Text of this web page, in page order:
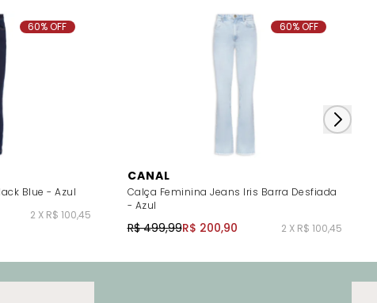
Blue - Azul
2 X R$ 100,45
60% OFF
CANAL
Calça Feminina Jeans Iris Barra Desfiada
- Azul
R$ 499,99R$ 200,90 2 X R$ 100,45
60% OFF